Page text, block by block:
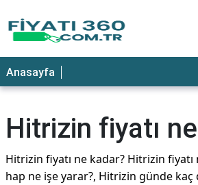
Anasayfa
Hitrizin fiyatı
Hitrizin fiyatı ne kadar? Hitrizin
hap ne işe yarar?, Hitrizin günde kaç